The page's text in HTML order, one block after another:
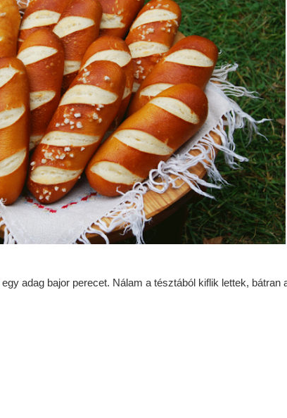
egy adag bajor perecet. Nálam a tésztából kiflik lettek, bátran